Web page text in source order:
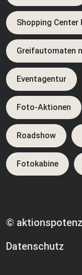
Shopping Center
Greifautomaten
Eventagentur
Foto-Aktionen
Roadshow
Fotokabine
©
Datenschutz